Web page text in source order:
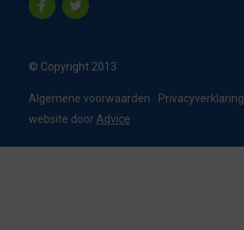
© Copyright 2013
Algemene voorwaarden
Privacyverklaring
website door Advice